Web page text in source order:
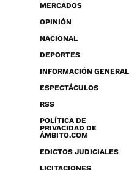
MERCADOS
OPINIÓN
NACIONAL
DEPORTES
INFORMACIÓN GENERAL
ESPECTÁCULOS
RSS
POLÍTICA DE
PRIVACIDAD DE
ÁMBITO.COM
EDICTOS JUDICIALES
LICITACIONES